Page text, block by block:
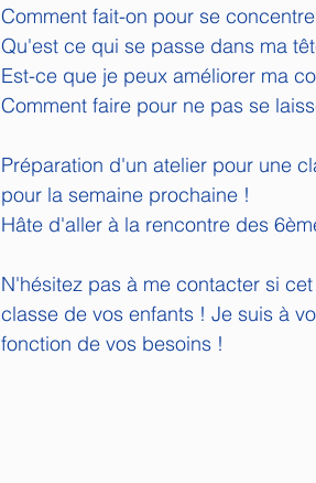
Comment fait-on pour se
Qu'est ce qui se passe dans ma
Est-ce que je peux améliorer ma
Comment faire pour ne pas se
Préparation d'un atelier pour une
pour la semaine prochaine !
Hâte d'aller à la rencontre des
N'hésitez pas à me contacter si
classe de vos enfants ! Je suis à
fonction de vos besoins !